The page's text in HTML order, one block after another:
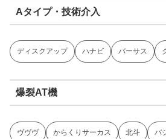
Aタイプ・技術介入
ディスクアップ ハナビ バーサス
爆裂AT機
ヴヴヴ からくりサーカス 北斗 バ